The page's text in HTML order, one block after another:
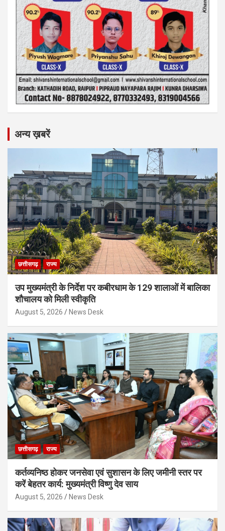
अन्य ख़बरें
छत्तीसगढ़ राज्य
उप मुख्यमंत्री के निर्देश पर कबीरधाम के 129 शालाओं में बालिका
शौचालय को मिली स्वीकृति
August 5, 2026 News Desk
छत्तीसगढ़ राज्य
कर्तव्यनिष्ठ होकर जनसेवा एवं सुशासन के लिए जमीनी स्तर पर
करें बेहतर कार्य: मुख्यमंत्री विष्णु देव साय
August 5, 2026 News Desk